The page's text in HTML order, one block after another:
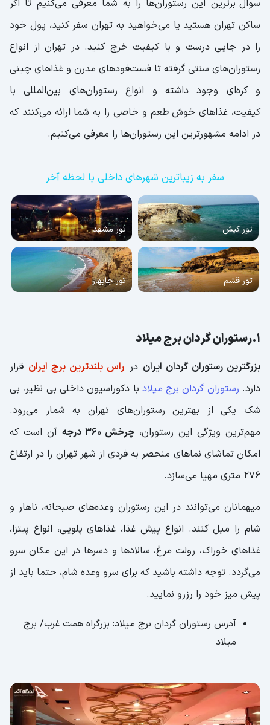
29.رستوران هانی
30.رستوران سنتی شهربانو
31.رستوران اسفندیار
32.رستوران روحی
33.رستوران گیلانه
34.رستوران لئون
36.رستوران رفتاری بام لند
37.رستوران شرف الاسلامی
38.رستوران کمالی لواسان
آدرس رستوران کمالی لواسان
سوال برترین این رستوران‌ها را به شما معرفی می‌کنیم تا اگر
ساکن تهران هستید یا می‌خواهید به تهران سفر کنید، پول خود
را در جایی درست و با کیفیت خرج کنید. در تهران از انواع
رستوران‌های سنتی گرفته تا فست‌‌فودهای مدرن و غذاهای چینی
و کره‌ای وجود داشته و انواع رستوران‌های بین‌المللی با
کیفیت، غذاهای خوش طعم و خاصی را به شما ارائه می‌کنند که
در ادامه مشهورترین این رستوران‌ها را معرفی می‌کنیم.
سفر به زیباترین شهرهای داخلی با لحظه آخر
تور کیش تور مشهد
تور قشم تور چابهار
1.رستوران گردان برج میلاد
بزرگترین رستوران گردان ایران در راس بلندترین برج ایران قرار
دارد. رستوران گردان برج میلاد با دکوراسیون داخلی بی نظیر، بی
شک یکی از بهترین رستوران‌های تهران به شمار می‌رود.
مهم‌ترین ویژگی این رستوران، چرخش 360 درجه
آن است که
امکان تماشای نماهای منحصر به فردی از شهر تهران را در ارتفاع
276 متری مهیا می‌سازد.
میهمانان می‌توانند در این رستوران وعده‌های صبحانه، ناهار و
شام را میل کنند. انواع پیش غذا، غذاهای پلویی، انواع پیتزا،
غذاهای خوراک، رولت مرغ، سالادها و دسرها در این مکان سرو
می‌گردد. توجه داشته باشید که برای سرو وعده شام، حتما باید از
پیش میز خود را رزرو نمایید.
آدرس رستوران گردان برج میلاد: بزرگراه همت غرب/ برج
میلاد